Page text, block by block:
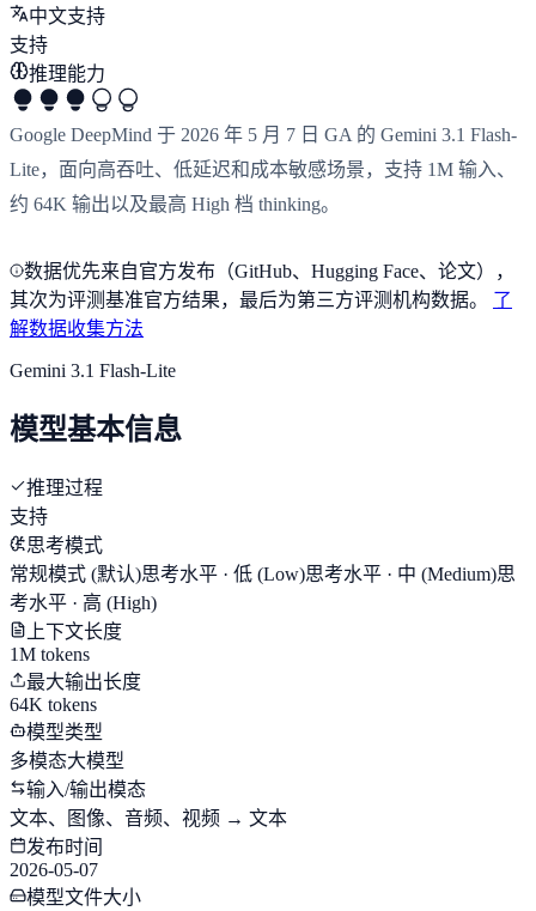
中文支持
支持
推理能力
Google DeepMind 于 2026 年 5 月 7 日 GA 的 Gemini 3.1 Flash-
Lite，面向高吞吐、低延迟和成本敏感场景，支持 1M 输入、
约 64K 输出以及最高 High 档 thinking。
数据优先来自官方发布（GitHub、Hugging Face、论文），
其次为评测基准官方结果，最后为第三方评测机构数据。
了
解数据收集方法
Gemini 3.1 Flash-Lite
模型基本信息
推理过程
支持
思考模式
常规模式 (默认)思考水平 · 低 (Low)思考水平 · 中 (Medium)思
考水平 · 高 (High)
上下文长度
1M tokens
最大输出长度
64K tokens
模型类型
多模态大模型
输入/输出模态
文本、图像、音频、视频 → 文本
发布时间
2026-05-07
模型文件大小